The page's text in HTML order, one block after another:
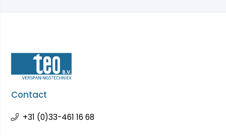
Contact
+31 (0)33-461 16 68